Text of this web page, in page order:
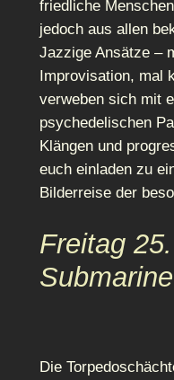
friedliche
jedoch aus allen
Jazzige Ansätze –
Improvisation, mal
verweben sich mit
psychedelischen
Klängen und
euch einladen zu
Bilderreise der
Freitag
Die